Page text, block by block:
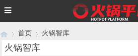
首页 火锅智库
火锅智库